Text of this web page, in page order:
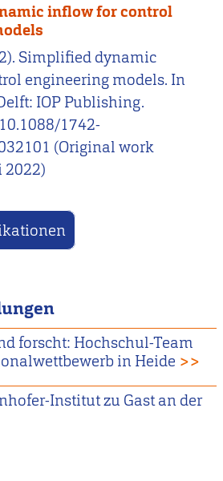
inflow for control
Simplified dynamic
engineering models. In
IOP Publishing.
1742-
(Original work
forscht: Hochschul-Team
in Heide >>
Institut zu Gast an der